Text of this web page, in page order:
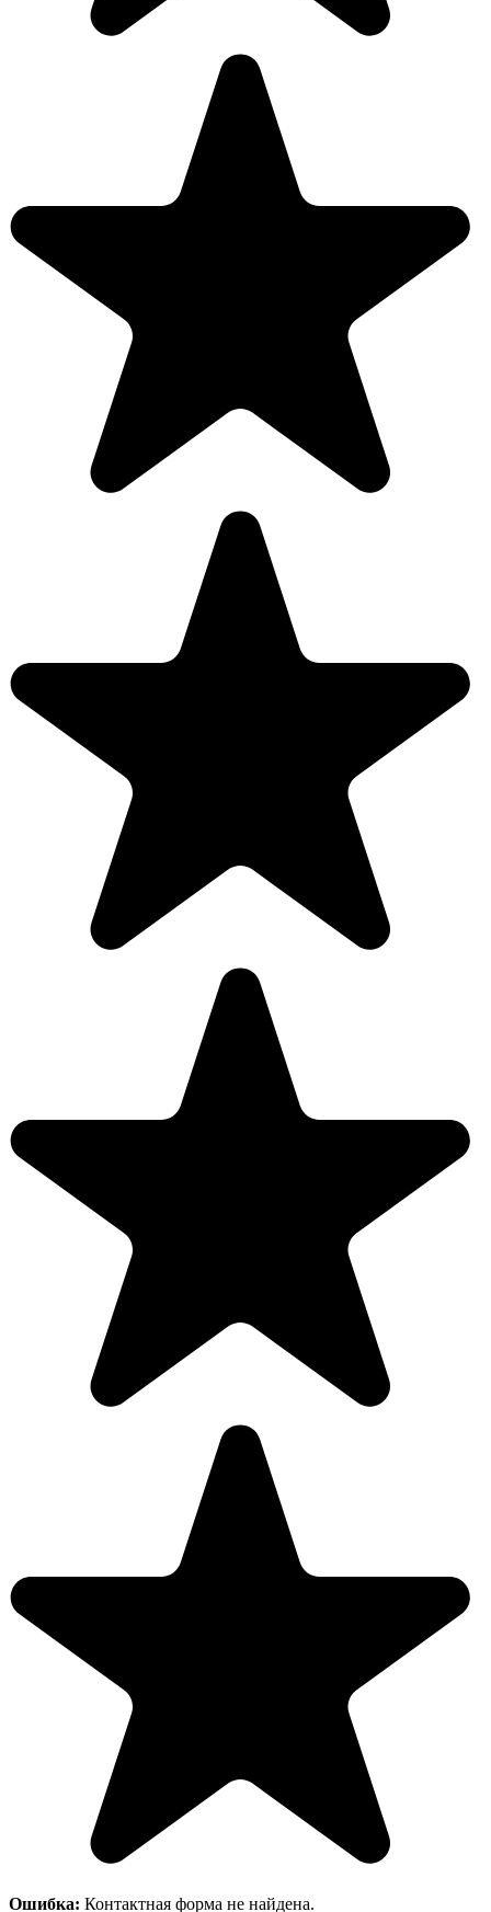
Ошибка: Контактная форма не найдена.